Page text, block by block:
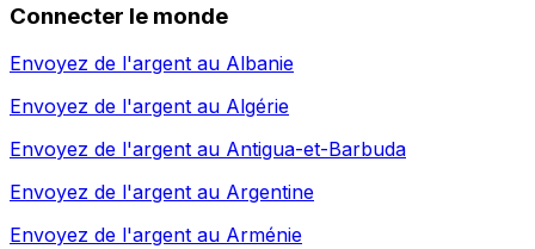
Connecter le monde
Envoyez de l'argent au Albanie
Envoyez de l'argent au Algérie
Envoyez de l'argent au Antigua-et-Barbuda
Envoyez de l'argent au Argentine
Envoyez de l'argent au Arménie